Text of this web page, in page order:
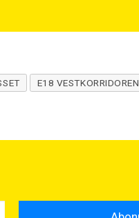
E18 VESTKORRIDOREN